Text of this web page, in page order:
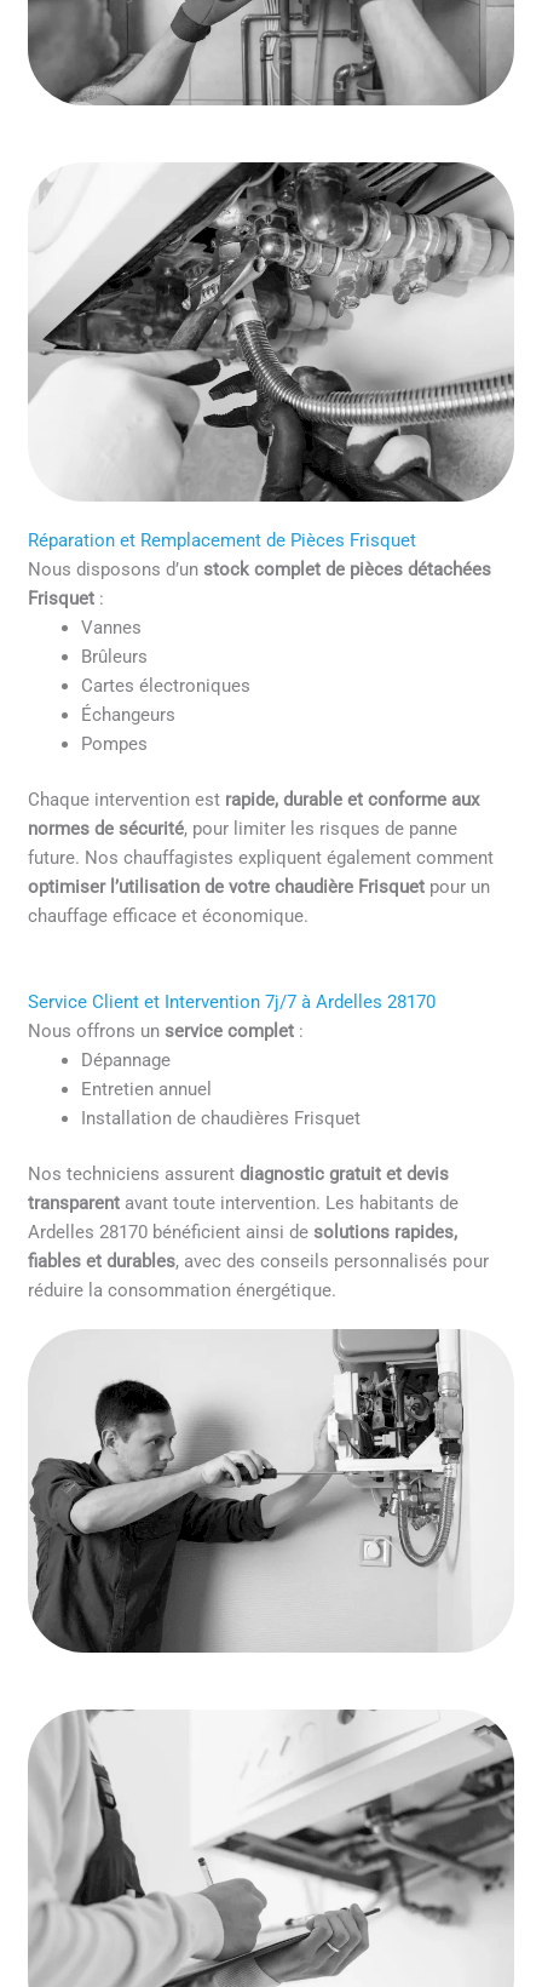
Réparation et Remplacement de Pièces Frisquet
Nous disposons d’unstock complet de pièces détachées
Frisquet :
Vannes
Brûleurs
Cartes électroniques
Échangeurs
Pompes
Chaque intervention est rapide, durable et conforme aux
normes de sécurité, pour limiter les risques de panne
future. Nos chauffagistes expliquent également comment
optimiser l’utilisation de votre chaudière Frisquet pour un
chauffage efficace et économique.
Service Client et Intervention 7j/7 à Ardelles 28170
Nous offrons unservice complet :
Dépannage
Entretien annuel
Installation de chaudières Frisquet
Nos techniciens assurentdiagnostic gratuit et devis
transparent avant toute intervention. Les habitants de
Ardelles 28170 bénéficient ainsi desolutions rapides,
fiables et durables, avec des conseils personnalisés pour
réduire la consommation énergétique.